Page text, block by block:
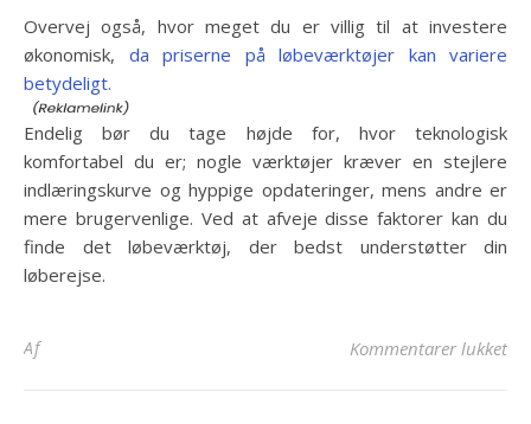
Overvej også, hvor meget du er villig til at investere
økonomisk, da priserne på løbeværktøjer kan variere
betydeligt.
Endelig bør du tage højde for, hvor teknologisk
komfortabel du er; nogle værktøjer kræver en stejlere
indlæringskurve og hyppige opdateringer, mens andre er
mere brugervenlige. Ved at afveje disse faktorer kan du
finde det løbeværktøj, der bedst understøtter din
løberejse.
Af Kommentarer lukkettil